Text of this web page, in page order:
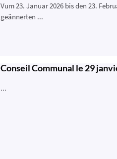
Vum 23. Januar 2026 bis den 23.
geännerten ...
Conseil Communal le 29
...